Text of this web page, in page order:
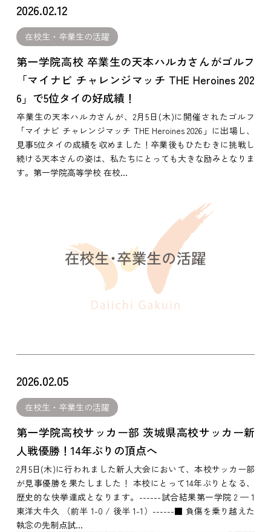
2026.02.12
在校生・卒業生の活躍
第一学院高校 卒業生の天本ハルカさんがゴルフ
「マイナビ チャレンジマッチ THE Heroines 202
6」で5位タイの好成績！
卒業生の天本ハルカさんが、2月5日(木)に開催されたゴルフ
「マイナビ チャレンジマッチ THE Heroines 2026」に出場し、
見事5位タイの成績を収めました！卒業後もひたむきに挑戦し
続ける天本さんの姿は、私たちにとっても大きな励みとなりま
す。第一学院高等学校 在校...
2026.02.05
在校生・卒業生の活躍
第一学院高校サッカー部 茨城県高校サッカー新
人戦優勝！14年ぶりの頂点へ
2月5日(木)に行われました新人大会において、本校サッカー部
が見事優勝を果たしました！ 本校にとって14年ぶりとなる、
歴史的な快挙達成となります。------試合結果第一学院 2 — 1
東洋大牛久 （前半 1-0 / 後半 1-1）------■ 負傷を乗り越えた
執念の先制点試...